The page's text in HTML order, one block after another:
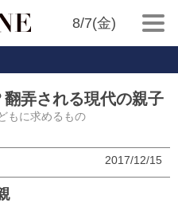
8/7(金)
弄される現代の親子
もに求めるもの
2017/12/15